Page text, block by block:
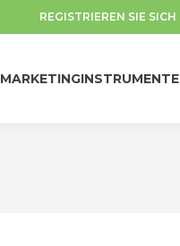
REGISTRIEREN SIE SICH
MARKETINGINSTRUMENTE